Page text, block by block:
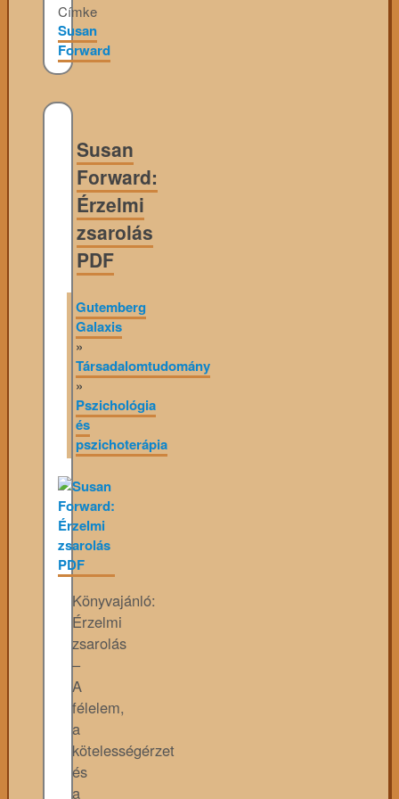
Címke
Susan
Forward
Susan
Forward:
Érzelmi
zsarolás
PDF
Gutemberg
Galaxis
»
Társadalomtudomány
»
Pszichológia
és
pszichoterápia
Könyvajánló:
Érzelmi
zsarolás
–
A
félelem,
a
kötelességérzet
és
a